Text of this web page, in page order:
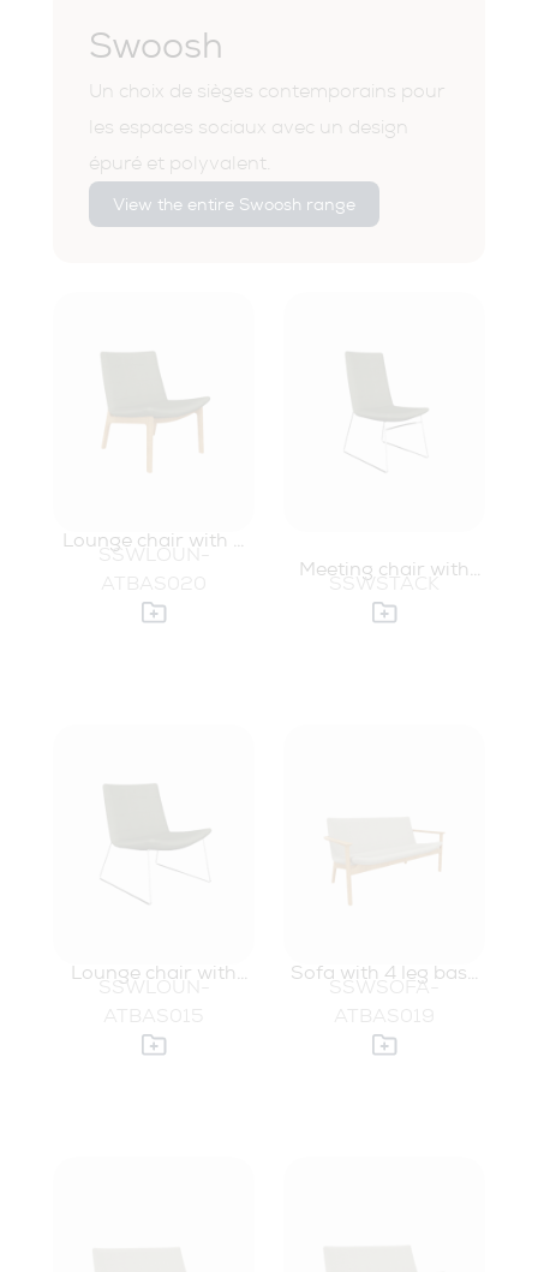
Swoosh
Un choix de sièges contemporains pour
les espaces sociaux avec un design
épuré et polyvalent.
View the entire Swoosh range
Lounge chair with 4
SSWLOUN-
Meeting chair with
wire base
SSWSTACK
Lounge chair with
SSWLOUN-
Sofa with 4 leg base
SSWSOFA-